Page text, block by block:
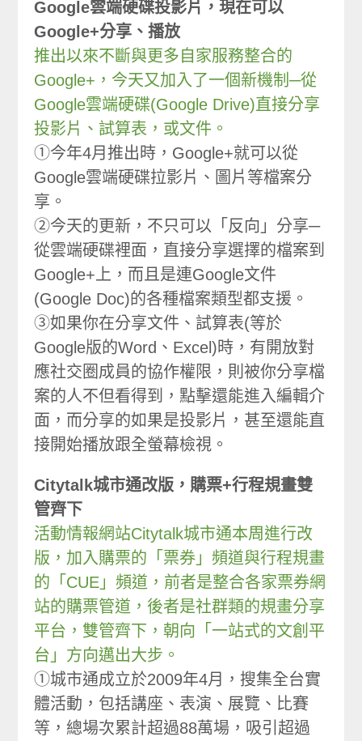
Google雲端硬碟投影片，現在可以
Google+分享、播放
推出以來不斷與更多自家服務整合的
Google+，今天又加入了一個新機制─從
Google雲端硬碟(Google Drive)直接分享
投影片、試算表，或文件。
①今年4月推出時，Google+就可以從
Google雲端硬碟拉影片、圖片等檔案分
享。
②今天的更新，不只可以「反向」分享─
從雲端硬碟裡面，直接分享選擇的檔案到
Google+上，而且是連Google文件
(Google Doc)的各種檔案類型都支援。
③如果你在分享文件、試算表(等於
Google版的Word、Excel)時，有開放對
應社交圈成員的協作權限，則被你分享檔
案的人不但看得到，點擊還能進入編輯介
面，而分享的如果是投影片，甚至還能直
接開始播放跟全螢幕檢視。
Citytalk城市通改版，購票+行程規畫雙
管齊下
活動情報網站Citytalk城市通本周進行改
版，加入購票的「票券」頻道與行程規畫
的「CUE」頻道，前者是整合各家票券網
站的購票管道，後者是社群類的規畫分享
平台，雙管齊下，朝向「一站式的文創平
台」方向邁出大步。
①城市通成立於2009年4月，搜集全台實
體活動，包括講座、表演、展覽、比賽
等，總場次累計超過88萬場，吸引超過